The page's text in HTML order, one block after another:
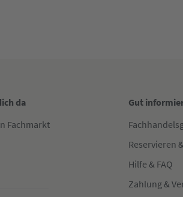
da
Fachmarkt
Gut
Reservieren
Hilfe & FAQ
Zahlung &